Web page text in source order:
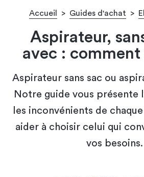
Accueil > Guides d'achat >
Aspirateur,
avec :
Aspirateur sans sac ou
Notre guide vous présente
les inconvénients de
aider à choisir celui qui
vos besoins.